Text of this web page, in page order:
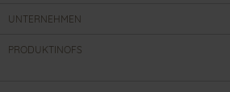
UNTERNEHMEN
PRODUKTINOFS